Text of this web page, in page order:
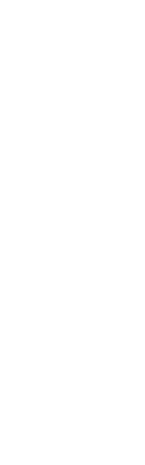
上面淘CCD，
UP！
海淘速通攻略待
膏小開箱